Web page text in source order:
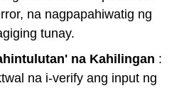
na nagpapahiwatig ng
tunay.
na Kahilingan :
na i-verify ang input ng